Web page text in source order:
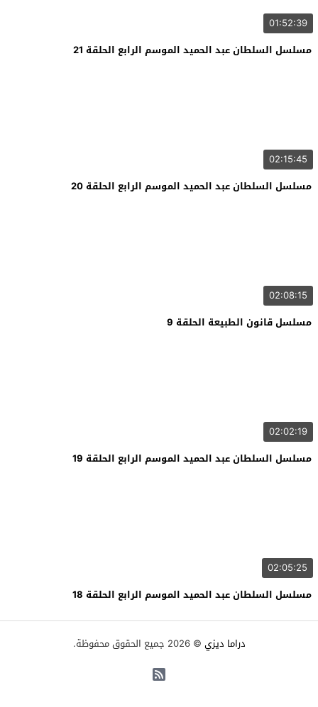
01:52:39
مسلسل السلطان عبد الحميد الموسم الرابع الحلقة 21
02:15:45
مسلسل السلطان عبد الحميد الموسم الرابع الحلقة 20
02:08:15
مسلسل قانون الطبيعة الحلقة 9
02:02:19
مسلسل السلطان عبد الحميد الموسم الرابع الحلقة 19
02:05:25
مسلسل السلطان عبد الحميد الموسم الرابع الحلقة 18
دراما ديزي © 2026 جميع الحقوق محفوظة.